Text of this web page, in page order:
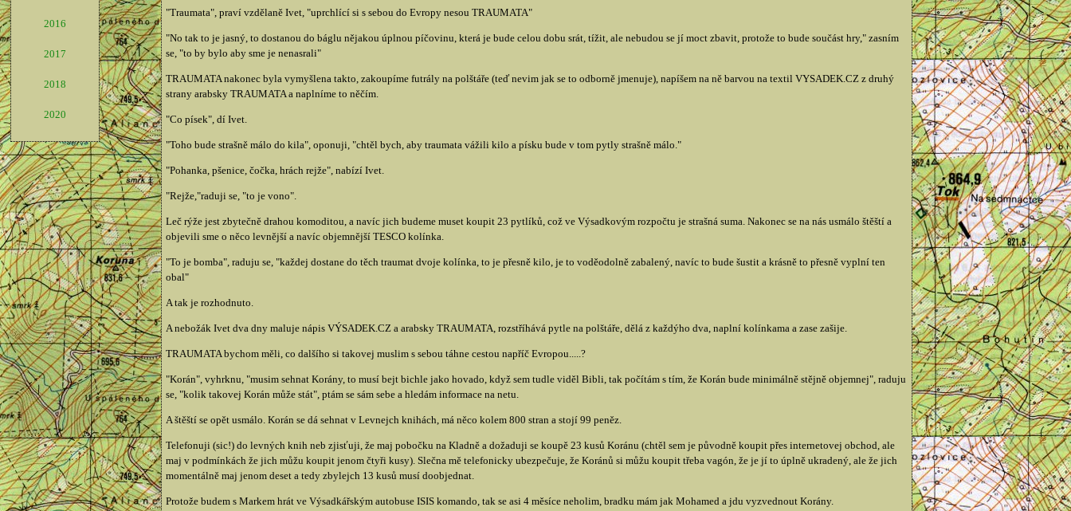
2016
2017
2018
2020
"Traumata", praví vzdělaně Ivet, "uprchlící si s sebou do Evropy nesou TRAUMATA"
"No tak to je jasný, to dostanou do báglu nějakou úplnou píčovinu, která je bude celou dobu srát, tížit, ale nebudou se jí moct zbavit, protože to bude součást hry," zasním
se, "to by bylo aby sme je nenasrali"
TRAUMATA nakonec byla vymyšlena takto, zakoupíme futrály na polštáře (teď nevim jak se to odborně jmenuje), napíšem na ně barvou na textil VYSADEK.CZ z druhý
strany arabsky TRAUMATA a naplníme to něčím.
"Co písek", dí Ivet.
"Toho bude strašně málo do kila", oponuji, "chtěl bych, aby traumata vážili kilo a písku bude v tom pytly strašně málo."
"Pohanka, pšenice, čočka, hrách rejže", nabízí Ivet.
"Rejže,"raduji se, "to je vono".
Leč rýže jest zbytečně drahou komoditou, a navíc jich budeme muset koupit 23 pytlíků, což ve Výsadkovým rozpočtu je strašná suma. Nakonec se na nás usmálo štěští a
objevili sme o něco levnější a navíc objemnější TESCO kolínka.
"To je bomba", raduju se, "každej dostane do těch traumat dvoje kolínka, to je přesně kilo, je to voděodolně zabalený, navíc to bude šustit a krásně to přesně vyplní ten
obal"
A tak je rozhodnuto.
A nebožák Ivet dva dny maluje nápis VÝSADEK.CZ a arabsky TRAUMATA, rozstříhává pytle na polštáře, dělá z každýho dva, naplní kolínkama a zase zašije.
TRAUMATA bychom měli, co dalšího si takovej muslim s sebou táhne cestou napříč Evropou.....?
"Korán", vyhrknu, "musim sehnat Korány, to musí bejt bichle jako hovado, když sem tudle viděl Bibli, tak počítám s tím, že Korán bude minimálně stějně objemnej", raduju
se, "kolik takovej Korán může stát", ptám se sám sebe a hledám informace na netu.
A štěští se opět usmálo. Korán se dá sehnat v Levnejch knihách, má něco kolem 800 stran a stojí 99 peněz.
Telefonuji (sic!) do levných knih neb zjisťuji, že maj pobočku na Kladně a dožaduji se koupě 23 kusů Koránu (chtěl sem je původně koupit přes internetovej obchod, ale
maj v podmínkách že jich můžu koupit jenom čtyři kusy). Slečna mě telefonicky ubezpečuje, že Koránů si můžu koupit třeba vagón, že je jí to úplně ukradený, ale že jich
momentálně maj jenom deset a tedy zbylejch 13 kusů musí doobjednat.
Protože budem s Markem hrát ve Výsadkářským autobuse ISIS komando, tak se asi 4 měsíce neholim, bradku mám jak Mohamed a jdu vyzvednout Korány.